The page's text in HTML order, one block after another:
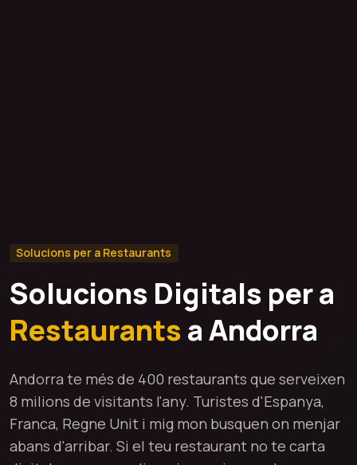
Solucions per a Restaurants
Solucions Digitals per a
Restaurantsa Andorra
Andorra te més de 400 restaurants que serveixen
8 milions de visitants l'any. Turistes d'Espanya,
Franca, Regne Unit i mig mon busquen on menjar
abans d'arribar. Si el teu restaurant no te carta